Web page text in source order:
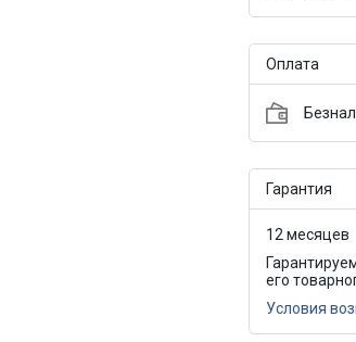
Оплата
Гарантия
12 месяцев
его
Условия